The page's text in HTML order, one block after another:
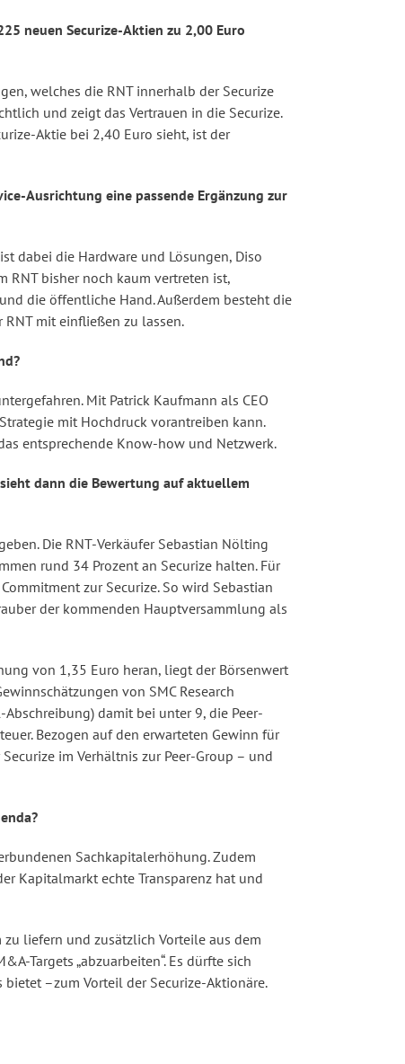
neuen Securize-Aktien zu 2,00 Euro
welches die RNT innerhalb der Securize
und zeigt das Vertrauen in die Securize.
Aktie bei 2,40 Euro sieht, ist der
Ausrichtung eine passende Ergänzung zur
dabei die Hardware und Lösungen, Diso
RNT bisher noch kaum vertreten ist,
die öffentliche Hand. Außerdem besteht die
mit einfließen zu lassen.
Mit Patrick Kaufmann als CEO
mit Hochdruck vorantreiben kann.
entsprechende Know-how und Netzwerk.
dann die Bewertung auf aktuellem
Die RNT-Verkäufer Sebastian Nölting
rund 34 Prozent an Securize halten. Für
zur Securize. So wird Sebastian
der kommenden Hauptversammlung als
von 1,35 Euro heran, liegt der Börsenwert
von SMC Research
damit bei unter 9, die Peer-
Bezogen auf den erwarteten Gewinn für
im Verhältnis zur Peer-Group – und
Sachkapitalerhöhung. Zudem
Kapitalmarkt echte Transparenz hat und
liefern und zusätzlich Vorteile aus dem
Targets „abzuarbeiten“. Es dürfte sich
–zum Vorteil der Securize-Aktionäre.